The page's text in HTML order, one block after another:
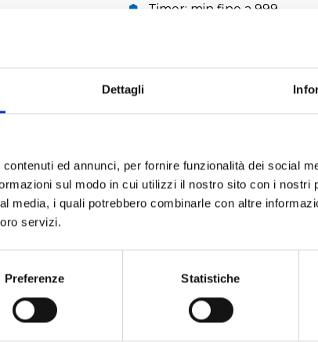
Dettagli
ed annunci, per fornire funzionalità dei social
sul modo in cui utilizzi il nostro sito con i nostri
media, i quali potrebbero combinarle con altre
servizi.
Preferenze Statistiche
Timer: min fino a 999
RICHIEDI UN PREVENTIVO
Applicazioni
Analisi multiparametrica
Reazione Termostatazione